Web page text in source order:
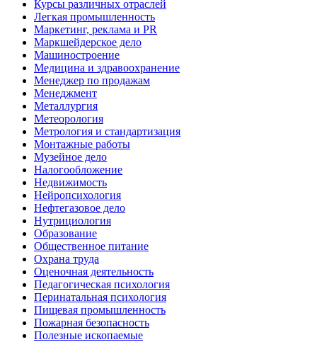
Курсы различных отраслей
Легкая промышленность
Маркетинг, реклама и PR
Маркшейдерское дело
Машиностроение
Медицина и здравоохранение
Менеджер по продажам
Менеджмент
Металлургия
Метеорология
Метрология и стандартизация
Монтажные работы
Музейное дело
Налогообложение
Недвижимость
Нейропсихология
Нефтегазовое дело
Нутрициология
Образование
Общественное питание
Охрана труда
Оценочная деятельность
Педагогическая психология
Перинатальная психология
Пищевая промышленность
Пожарная безопасность
Полезные ископаемые